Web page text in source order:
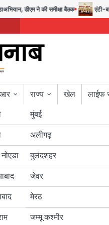
ने की समीक्षा बैठक एंटी-
राज्य
मुंबई
उत्तर प्रदेश
अलीगढ़
बुलंदशहर
जेवर
मेरठ
बिहार
पंजाब
हरियाणा
जम्मू कश्मीर
खेल लाईफ